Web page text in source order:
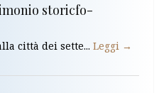
storicfo-
città dei sette... Leggi →